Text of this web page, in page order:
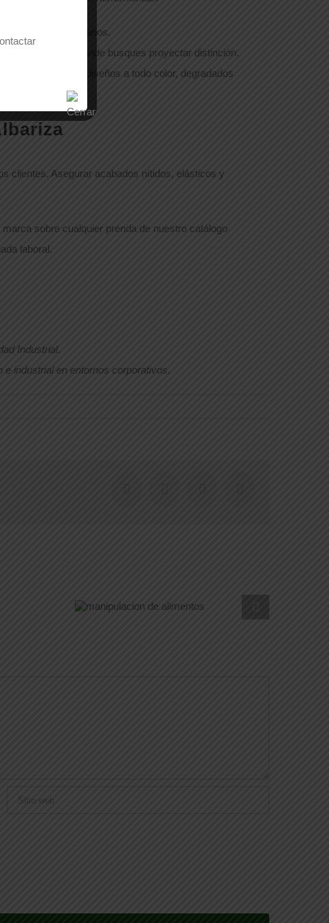
1 o 2 colores planos.
de dirección) donde busques proyectar distinción.
uniformes con diseños a todo color, degradados
clientes. Asegurar acabados nítidos, elásticos y
sobre cualquier prenda de nuestro catálogo
laboral.
Industrial.
industrial en entornos corporativos.